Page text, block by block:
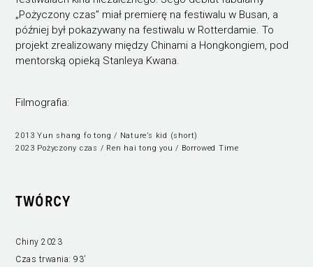
TWÓRCY
Chiny 2023
Czas trwania: 93’
„Pożyczony czas” miał premierę na festiwalu w Busan, a
później był pokazywany na festiwalu w Rotterdamie. To
projekt zrealizowany między Chinami a Hongkongiem, pod
mentorską opieką Stanleya Kwana.
Filmografia:
2013 Yun shang fo tong / Nature’s kid (short)
2023 Pożyczony czas / Ren hai tong you / Borrowed Time